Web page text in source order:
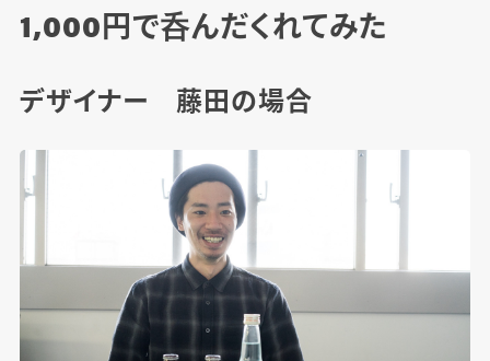
1,000円で呑んだくれてみた
デザイナー 藤田の場合